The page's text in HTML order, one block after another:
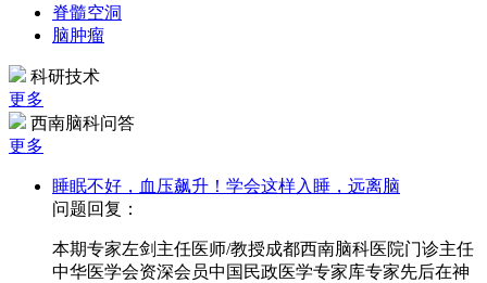
脊髓空洞
脑肿瘤
科研技术
更多
西南脑科问答
更多
睡眠不好，血压飙升！学会这样入睡，远离脑
问题回复：
本期专家左剑主任医师/教授成都西南脑科医院门诊主任
中华医学会资深会员中国民政医学专家库专家先后在神